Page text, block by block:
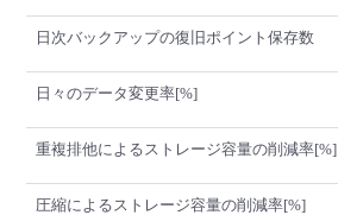
日次バックアップの復旧ポイント保存数
日々のデータ変更率[%]
重複排他によるストレージ容量の削減率[%]
圧縮によるストレージ容量の削減率[%]